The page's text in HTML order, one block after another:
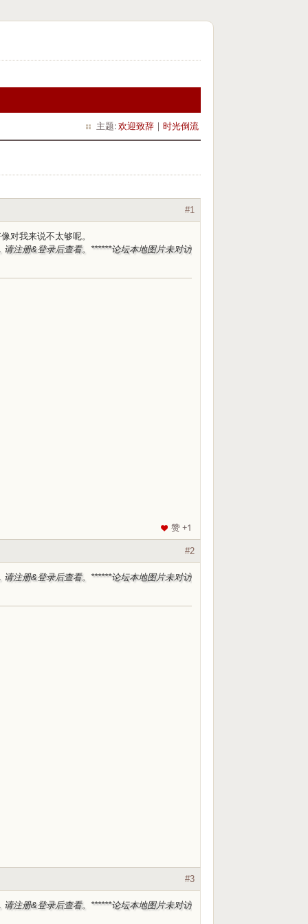
主题:欢迎致辞 | 时光倒流
#1
对我来说不太够呢。
请注册&登录后查看。******论坛本地图片未对访
赞 +1
#2
请注册&登录后查看。******论坛本地图片未对访
#3
请注册&登录后查看。******论坛本地图片未对访